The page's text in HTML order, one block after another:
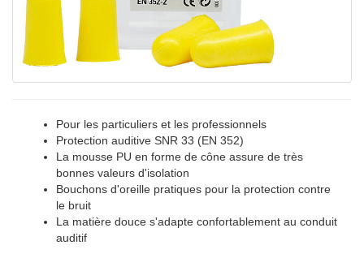
Pour les particuliers et les professionnels
Protection auditive SNR 33 (EN 352)
La mousse PU en forme de cône assure de très
bonnes valeurs d'isolation
Bouchons d'oreille pratiques pour la protection contre
le bruit
La matière douce s'adapte confortablement au conduit
auditif